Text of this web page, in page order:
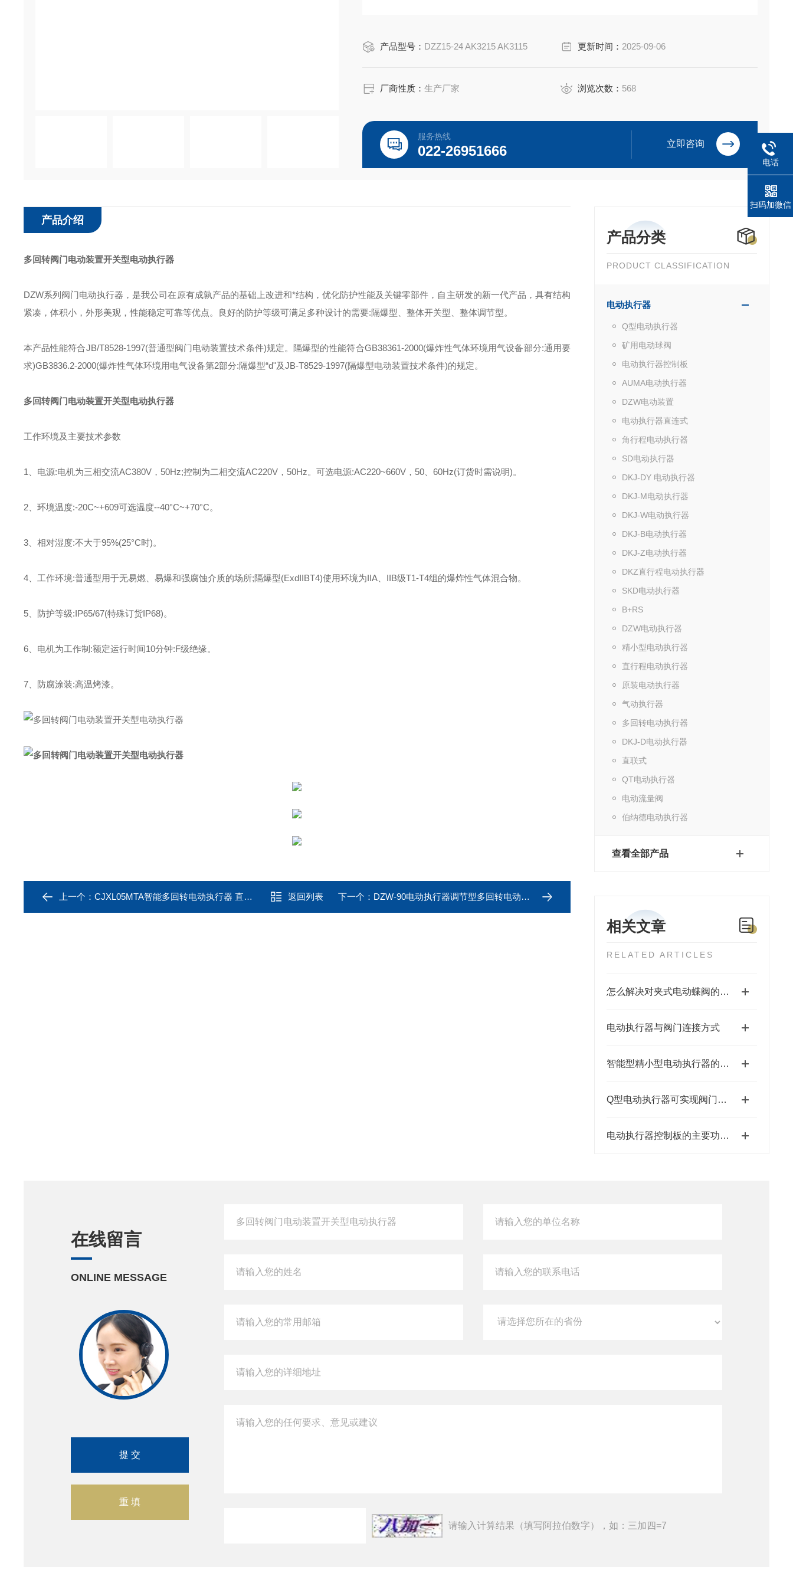
产品型号： DZZ15-24 AK3215 AK3115 更新时间： 2025-09-06
厂商性质：生产厂家 浏览次数： 568
服务热线
022-26951666 立即咨询
产品分类
PRODUCT CLASSIFICATION
电动执行器
Q型电动执行器
矿用电动球阀
电动执行器控制板
AUMA电动执行器
DZW电动装置
电动执行器直连式
角行程电动执行器
SD电动执行器
DKJ-DY 电动执行器
DKJ-M电动执行器
DKJ-W电动执行器
DKJ-B电动执行器
DKJ-Z电动执行器
DKZ直行程电动执行器
SKD电动执行器
B+RS
DZW电动执行器
精小型电动执行器
直行程电动执行器
原装电动执行器
气动执行器
多回转电动执行器
DKJ-D电动执行器
直联式
QT电动执行器
电动流量阀
伯纳德电动执行器
查看全部产品
相关文章
RELATED ARTICLES
怎么解决对夹式电动蝶阀的故障问题
电动执行器与阀门连接方式
智能型精小型电动执行器的特点
Q型电动执行器可实现阀门的自动开启和关闭
电动执行器控制板的主要功能是接收外部控制信号
产品介绍
多回转阀门电动装置开关型电动执行器
DZW系列阀门电动执行器，是我公司在原有成孰产品的基础上改进和*结构，优化防护性能及关键零部件，自主研发的新一代产品，具有结构
紧凑，体积小，外形美观，性能稳定可靠等优点。良好的防护等级可满足多种设计的需要:隔爆型、整体开关型、整体调节型。
本产品性能符合JB/T8528-1997(普通型阀门电动装置技术条件)规定。隔爆型的性能符合GB38361-2000(爆炸性气体环境用气设备部分:通用要
求)GB3836.2-2000(爆炸性气体环境用电气设备第2部分:隔爆型“d"及JB-T8529-1997(隔爆型电动装置技术条件)的规定。
多回转阀门电动装置开关型电动执行器
工作环境及主要技术参数
1、电源:电机为三相交流AC380V，50Hz;控制为二相交流AC220V，50Hz。可选电源:AC220~660V，50、60Hz(订货时需说明)。
2、环境温度:-20C~+609可选温度--40°C~+70°C。
3、相对湿度:不大于95%(25°C时)。
4、工作环境:普通型用于无易燃、易爆和强腐蚀介质的场所;隔爆型(ExdIIBT4)使用环境为IIA、IIB级T1-T4组的爆炸性气体混合物。
5、防护等级:IP65/67(特殊订货IP68)。
6、电机为工作制:额定运行时间10分钟:F级绝缘。
7、防腐涂装:高温烤漆。
上一个： CJXL05MTA智能多回转电动执行器 直行程调节阀 返回列表 下一个： DZW-90电动执行器调节型多回转电动阀门装置
在线留言
ONLINE MESSAGE
请输入计算结果（填写阿拉伯数字），如：三加四=7
电话
扫码加微信